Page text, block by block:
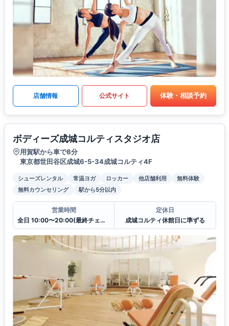
店舗情報 公式サイト 体験・相談予約
ボディーズ成城コルティスタジオ店
用賀駅から車で8分
東京都世田谷区成城6-5-34成城コルティ4F
シューズレンタル 常温ヨガ ロッカー 他店舗利用
無料体験
無料カウンセリング
駅から5分以内
営業時間
全日 10:00〜20:00(最終チェックイン19:30)
定休日
成城コルティ休館日に準ずる